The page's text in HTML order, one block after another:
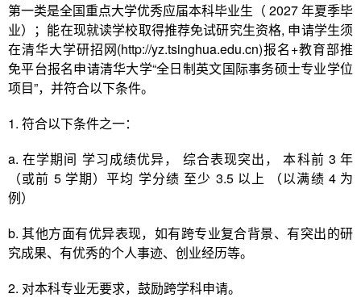
第一类是全国重点大学优秀应届本科毕业生（ 2027 年夏季毕
业）；能在现就读学校取得推荐免试研究生资格, 申请学生须
在清华大学研招网(http://yz.tsinghua.edu.cn)报名+教育部推
免平台报名申请清华大学“全日制英文国际事务硕士专业学位
项目”，并符合以下条件。
1. 符合以下条件之一：
a. 在学期间 学习成绩优异， 综合表现突出， 本科前 3 年
（或前 5 学期）平均 学分绩 至少 3.5 以上 （以满绩 4 为
例）
b. 其他方面有优异表现，如有跨专业复合背景、有突出的研
究成果、有优秀的个人事迹、创业经历等。
2. 对本科专业无要求，鼓励跨学科申请。